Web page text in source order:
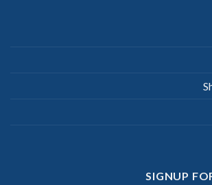
SIGNUP